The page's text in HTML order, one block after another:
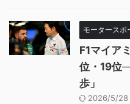
モータースポ
F1マイア
位・19位
歩」
2026/5/28